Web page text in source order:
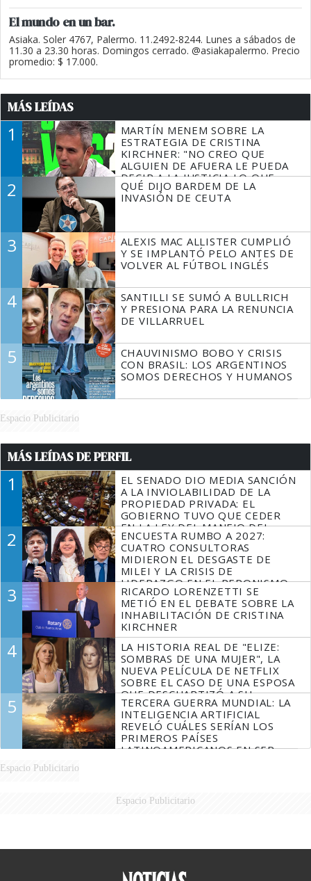
El mundo en un bar.
Asiaka. Soler 4767, Palermo. 11.2492-8244. Lunes a sábados de
11.30 a 23.30 horas. Domingos cerrado. @asiakapalermo. Precio
promedio: $ 17.000.
MÁS LEÍDAS
1
MARTÍN MENEM SOBRE LA
ESTRATEGIA DE CRISTINA
KIRCHNER: "NO CREO QUE
ALGUIEN DE AFUERA LE PUEDA
DECIR A LA JUSTICIA LO QUE
TIENE QUE HACER"
2
QUÉ DIJO BARDEM DE LA
INVASIÓN DE CEUTA
3
ALEXIS MAC ALLISTER CUMPLIÓ
Y SE IMPLANTÓ PELO ANTES DE
VOLVER AL FÚTBOL INGLÉS
4
SANTILLI SE SUMÓ A BULLRICH
Y PRESIONA PARA LA RENUNCIA
DE VILLARRUEL
5
CHAUVINISMO BOBO Y CRISIS
CON BRASIL: LOS ARGENTINOS
SOMOS DERECHOS Y HUMANOS
Espacio Publicitario
MÁS LEÍDAS DE PERFIL
1
EL SENADO DIO MEDIA SANCIÓN
A LA INVIOLABILIDAD DE LA
PROPIEDAD PRIVADA: EL
GOBIERNO TUVO QUE CEDER
EN LA LEY DEL MANEJO DEL
FUEGO
2
ENCUESTA RUMBO A 2027:
CUATRO CONSULTORAS
MIDIERON EL DESGASTE DE
MILEI Y LA CRISIS DE
LIDERAZGO EN EL PERONISMO
3
RICARDO LORENZETTI SE
METIÓ EN EL DEBATE SOBRE LA
INHABILITACIÓN DE CRISTINA
KIRCHNER
4
LA HISTORIA REAL DE "ELIZE:
SOMBRAS DE UNA MUJER", LA
NUEVA PELÍCULA DE NETFLIX
SOBRE EL CASO DE UNA ESPOSA
QUE DESCUARTIZÓ A SU
MARIDO
5
TERCERA GUERRA MUNDIAL: LA
INTELIGENCIA ARTIFICIAL
REVELÓ CUÁLES SERÍAN LOS
PRIMEROS PAÍSES
LATINOAMERICANOS EN SER
Espacio Publicitario
Espacio Publicitario